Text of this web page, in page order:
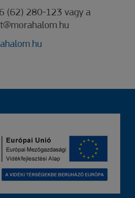
(62) 280-123 vagy a